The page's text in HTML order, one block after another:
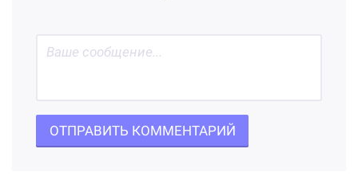
ОТПРАВИТЬ КОММЕНТАРИЙ